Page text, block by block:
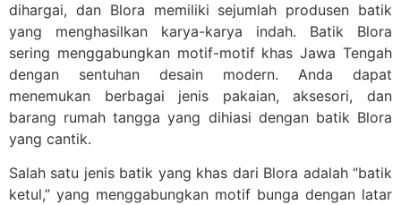
dihargai, dan Blora memiliki sejumlah produsen batik
yang menghasilkan karya-karya indah. Batik Blora
sering menggabungkan motif-motif khas Jawa Tengah
dengan sentuhan desain modern. Anda dapat
menemukan berbagai jenis pakaian, aksesori, dan
barang rumah tangga yang dihiasi dengan batik Blora
yang cantik.
Salah satu jenis batik yang khas dari Blora adalah “batik
ketul,” yang menggabungkan motif bunga dengan latar